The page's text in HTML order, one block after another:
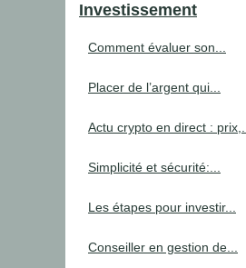
Investissement
Comment évaluer son...
Placer de l’argent qui...
Actu crypto en direct : prix,...
Simplicité et sécurité:...
Les étapes pour investir...
Conseiller en gestion de...